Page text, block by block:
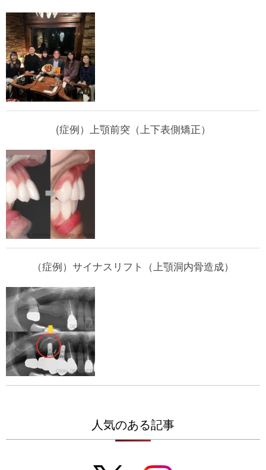
(症例）上顎前突（上下表側矯正）
（症例）サイナスリフト（上顎洞内骨造成）
人気のある記事